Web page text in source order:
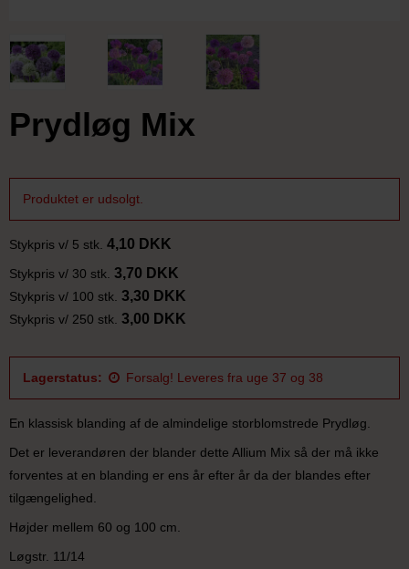
Prydløg Mix
Produktet er udsolgt.
Stykpris v/ 5 stk. 4,10 DKK
Stykpris v/ 30 stk. 3,70 DKK
Stykpris v/ 100 stk. 3,30 DKK
Stykpris v/ 250 stk. 3,00 DKK
Lagerstatus: Forsalg! Leveres fra uge 37 og 38
En klassisk blanding af de almindelige storblomstrede Prydløg.
Det er leverandøren der blander dette Allium Mix så der må ikke
forventes at en blanding er ens år efter år da der blandes efter
tilgængelighed.
Højder mellem 60 og 100 cm.
Løgstr. 11/14